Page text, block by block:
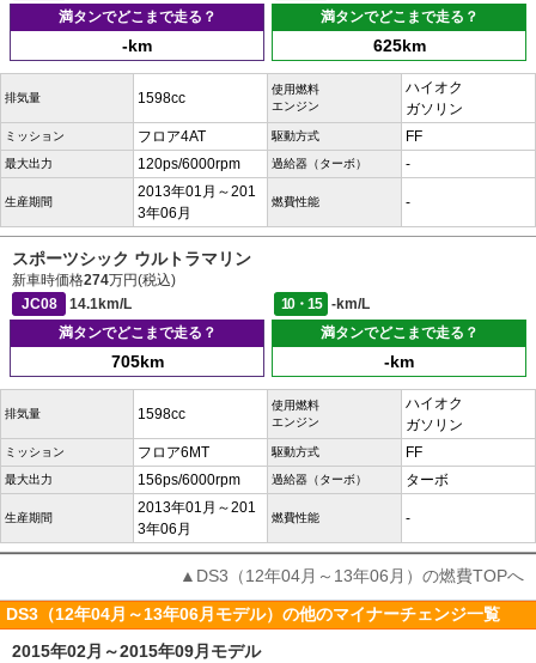
満タンでどこまで走る？
-km
満タンでどこまで走る？
625km
排気量 1598cc
使用燃料
エンジン
ハイオク
ガソリン
ミッション フロア4AT 駆動方式 FF
最大出力 120ps/6000rpm 過給器（ターボ） -
生産期間
2013年01月～201
3年06月
燃費性能 -
スポーツシック ウルトラマリン
新車時価格274万円(税込)
JC08
14.1km/L 10・15
-km/L
満タンでどこまで走る？
705km
満タンでどこまで走る？
-km
排気量 1598cc
使用燃料
エンジン
ハイオク
ガソリン
ミッション フロア6MT 駆動方式 FF
最大出力 156ps/6000rpm 過給器（ターボ） ターボ
生産期間
2013年01月～201
3年06月
燃費性能 -
▲DS3（12年04月～13年06月）の燃費TOPへ
DS3（12年04月～13年06月モデル）の他のマイナーチェンジ一覧
2015年02月～2015年09月モデル